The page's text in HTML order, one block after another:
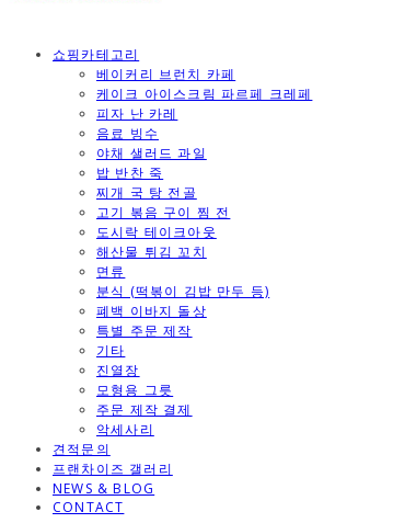
쇼핑카테고리
베이커리 브런치 카페
케이크 아이스크림 파르페 크레페
피자 난 카레
음료 빙수
야채 샐러드 과일
밥 반찬 죽
찌개 국 탕 전골
고기 볶음 구이 찜 전
도시락 테이크아웃
해산물 튀김 꼬치
면류
분식 (떡볶이 김밥 만두 등)
폐백 이바지 돌상
특별 주문 제작
기타
진열장
모형용 그릇
주문 제작 결제
악세사리
견적문의
프랜차이즈 갤러리
NEWS & BLOG
CONTACT